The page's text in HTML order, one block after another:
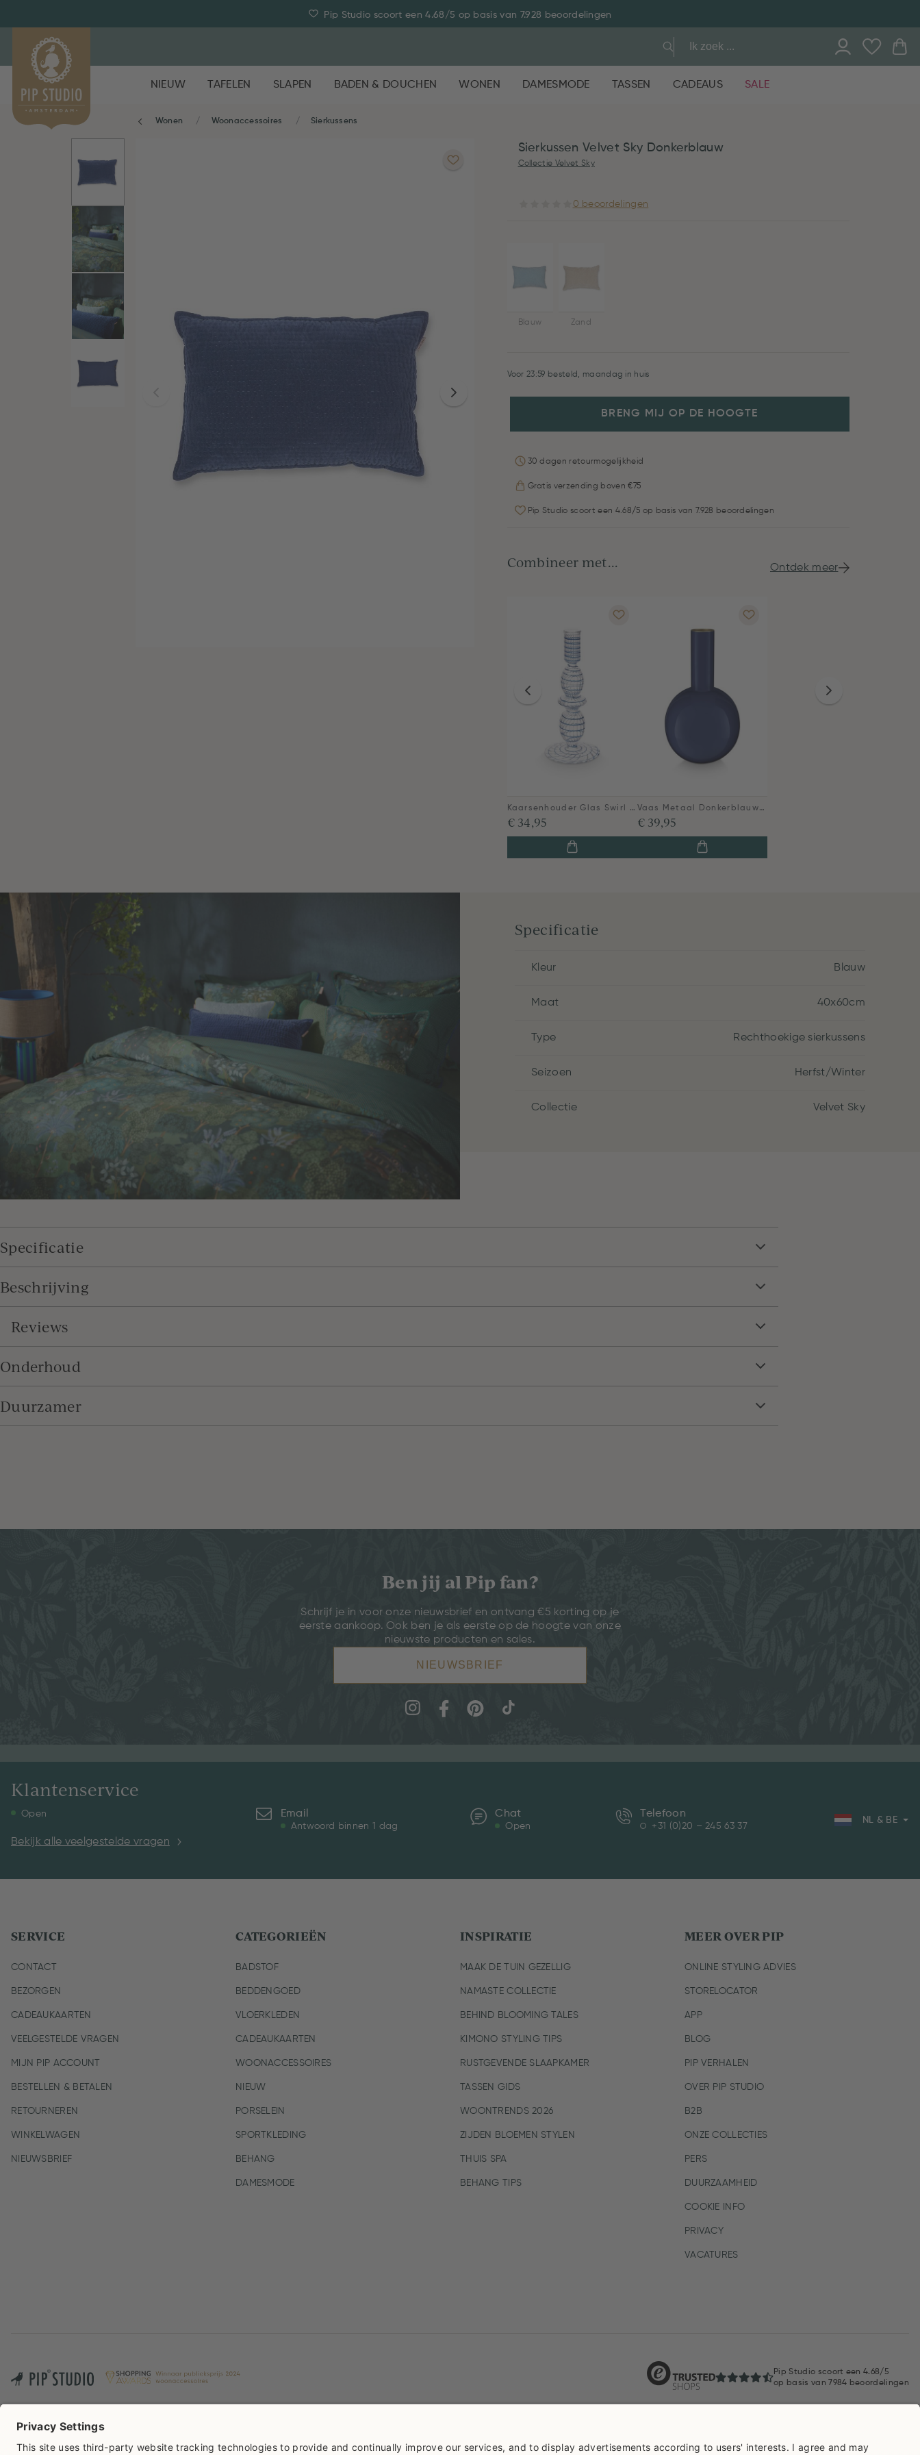
Pip Studio scoort een 4.68/5 op basis van 7.928 beoordelingen
NIEUW TAFELEN SLAPEN BADEN & DOUCHEN WONEN DAMESMODE TASSEN CADEAUS SALE
Wonen Woonaccessoires Sierkussens
Sierkussen Velvet Sky Donkerblauw
Collectie Velvet Sky
0 beoordelingen
Blauw Zand
Voor 23:59 besteld, maandag in huis
BRENG MIJ OP DE HOOGTE
30 dagen retourmogelijkheid
Gratis verzending boven €75
Pip Studio scoort een 4.68/5 op basis van 7.928 beoordelingen
Combineer met... Ontdek meer
Kaarsenhouder Glas Swirl Donkerblauw 20cm
€ 34,95
Vaas Metaal Donkerblauw 26cm
€ 39,95
Specificatie
Kleur Blauw
Maat 40x60cm
Type Rechthoekige sierkussens
Seizoen Herfst/Winter
Collectie Velvet Sky
Specificatie
Beschrijving
Reviews
Onderhoud
Duurzamer
Ben jij al Pip fan?
Schrijf je in voor onze nieuwsbrief en ontvang €5 korting op je
eerste aankoop. Ook ben je als eerste op de hoogte van onze
nieuwste producten en sales.
NIEUWSBRIEF
Klantenservice
Open
Bekijk alle veelgestelde vragen
Email
Antwoord binnen 1 dag
Chat
Open
Telefoon
+31 (0)20 – 245 63 37
NL & BE
SERVICE
CONTACT
BEZORGEN
CADEAUKAARTEN
VEELGESTELDE VRAGEN
MIJN PIP ACCOUNT
BESTELLEN & BETALEN
RETOURNEREN
WINKELWAGEN
NIEUWSBRIEF
CATEGORIEËN
BADSTOF
BEDDENGOED
VLOERKLEDEN
CADEAUKAARTEN
WOONACCESSOIRES
NIEUW
PORSELEIN
SPORTKLEDING
BEHANG
DAMESMODE
INSPIRATIE
MAAK DE TUIN GEZELLIG
NAMASTE COLLECTIE
BEHIND BLOOMING TALES
KIMONO STYLING TIPS
RUSTGEVENDE SLAAPKAMER
TASSEN GIDS
WOONTRENDS 2026
ZIJDEN BLOEMEN STYLEN
THUIS SPA
BEHANG TIPS
MEER OVER PIP
ONLINE STYLING ADVIES
STORELOCATOR
APP
BLOG
PIP VERHALEN
OVER PIP STUDIO
B2B
ONZE COLLECTIES
PERS
DUURZAAMHEID
COOKIE INFO
PRIVACY
VACATURES
Pip Studio scoort een4.68/5
op basis van 7984 beoordelingen